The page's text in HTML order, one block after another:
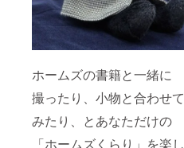
ホームズの書籍と一緒に
撮ったり、小物と合わせて
みたり、とあなただけの
「ホームズくらり」を楽し